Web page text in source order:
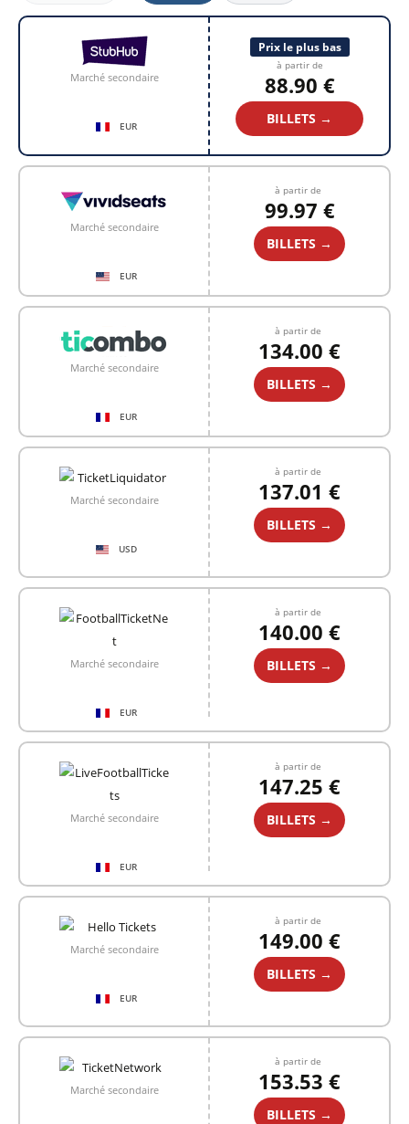
8 résultats
Marché secondaire
EUR
Prix le plus bas
à partir de
88.90 €
BILLETS →
Marché secondaire
EUR
à partir de
99.97 €
BILLETS →
Marché secondaire
EUR
à partir de
134.00 €
BILLETS →
Marché secondaire
USD
à partir de
137.01 €
BILLETS →
Marché secondaire
EUR
à partir de
140.00 €
BILLETS →
Marché secondaire
EUR
à partir de
147.25 €
BILLETS →
Marché secondaire
EUR
à partir de
149.00 €
BILLETS →
Marché secondaire
à partir de
153.53 €
BILLETS →